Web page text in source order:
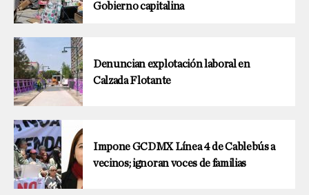
Gobierno capitalina
Denuncian explotación laboral en
Calzada Flotante
Impone GCDMX Línea 4 de Cablebús a
vecinos; ignoran voces de familias